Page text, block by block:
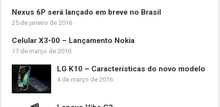
Nexus 6P será lançado em breve no Brasil
25 de janeiro de 2016
Celular X3-00 – Lançamento Nokia
17 de março de 2010
LG K10 – Características do novo modelo
4 de março de 2016